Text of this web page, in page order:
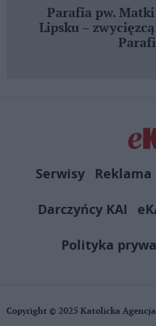
Parafia pw.
Lipsku –
Serwisy Reklama
Darczyńcy KAI
Polityka
Copyright © 2025 Katolicka